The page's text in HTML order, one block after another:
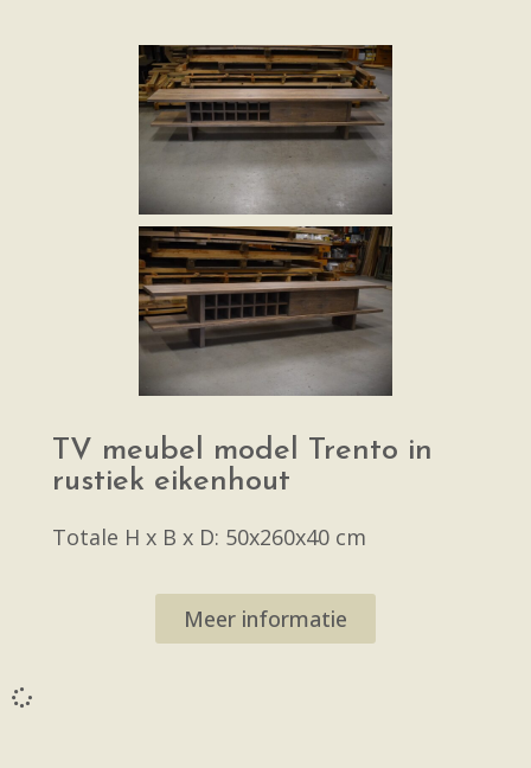
TV meubel model Trento in
rustiek eikenhout
Totale H x B x D: 50x260x40 cm
Meer informatie